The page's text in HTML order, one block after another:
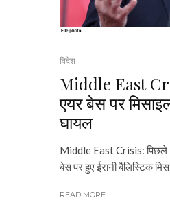
विदेश
Middle East
एयर बेस पर
घायल
Middle East Crisis:
बेस पर हुए ईरानी बैलिस्टिक
READ MORE